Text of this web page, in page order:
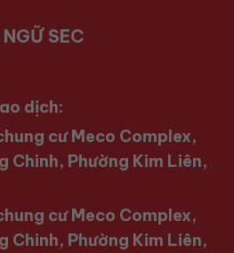
SEC
dịch:
cư Meco Complex,
Chinh, Phường Kim Liên,
cư Meco Complex,
Chinh, Phường Kim Liên,